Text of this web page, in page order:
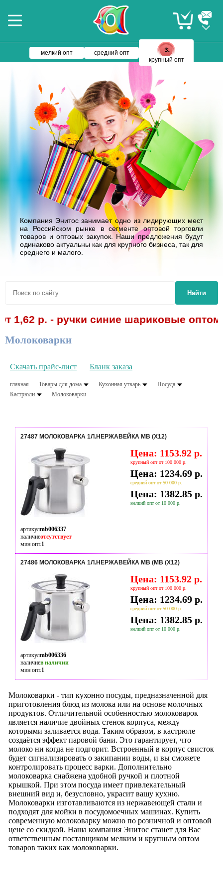
мелкий опт
средний опт
крупный опт
Компания Энитос занимает одно из лидирующих мест
на Российском рынке в сегменте оптовой торговли
товаров и оптовых закупок. Наши предложения будут
одинаково актуальны как для крупного бизнеса, так для
среднего и малого.
Найти
р. - ручки синие шариковые оптом!
Молоковарки
Скачать прайс-лист Бланк заказа
главная Товары для дома Кухонная утварь
Посуда
Кастрюли
Молоковарки
27487 МОЛОКОВАРКА 1Л.НЕРЖАВЕЙКА MB (Х12)
Цена: 1153.92 р.
крупный опт от 100 000 р.
Цена: 1234.69 р.
средний опт от 50 000 р.
Цена: 1382.85 р.
мелкий опт от 10 000 р.
артикулmb006337
наличиеотсутствует
мин опт.1
27486 МОЛОКОВАРКА 1Л.НЕРЖАВЕЙКА MB (MB (Х12)
Цена: 1153.92 р.
крупный опт от 100 000 р.
Цена: 1234.69 р.
средний опт от 50 000 р.
Цена: 1382.85 р.
мелкий опт от 10 000 р.
артикулmb006336
наличиев наличии
мин опт.1
Молоковарки - тип кухонно посуды, предназначенной для
приготовления блюд из молока или на основе молочных
продуктов. Отличительной особенностью молоковарок
является наличие двойных стенок корпуса, между
которыми заливается вода. Таким образом, в кастрюле
создаётся эффект паровой бани. Это гарантирует, что
молоко ни когда не подгорит. Встроенный в корпус свисток
будет сигнализировать о закипании воды, и вы сможете
контролировать процесс варки. Дополнительно
молоковарка снабжена удобной ручкой и плотной
крышкой. При этом посуда имеет привлекательный
внешний вид и, безусловно, украсит вашу кухню.
Молоковарки изготавливаются из нержавеющей стали и
подходят для мойки в посудомоечных машинах. Купить
современную молоковарку можно по розничной и оптовой
цене со скидкой. Наша компания Энитос станет для Вас
ответственным поставщиком мелким и крупным оптом
товаров таких как молоковарки.